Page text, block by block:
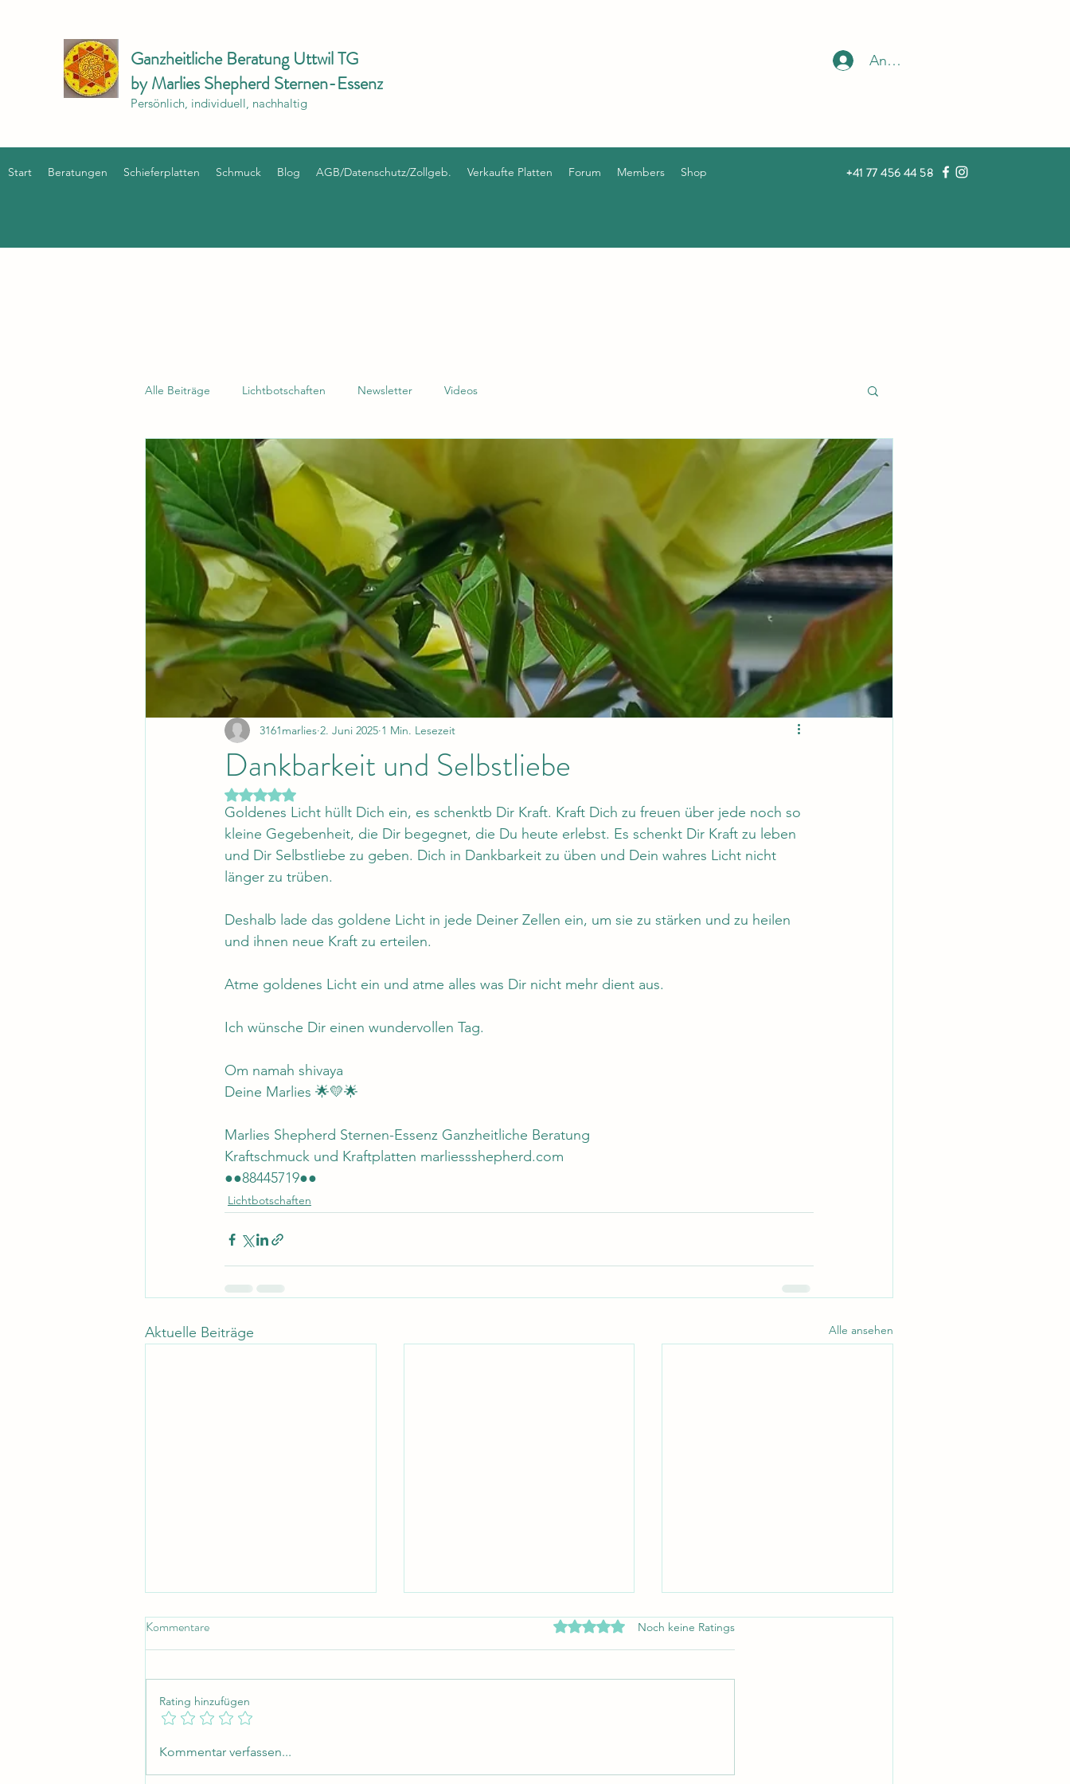
Ganzheitliche Beratung Uttwil TG
by Marlies Shepherd Sternen-Essenz
Persönlich, individuell, nachhaltig
Anmelden
Start Beratungen Schieferplatten Schmuck Blog AGB/Datenschutz/Zollgeb. Verkaufte Platten Forum Members Shop +41 77 456 44 58
Alle Beiträge Lichtbotschaften Newsletter Videos
Dankbarkeit und Selbstliebe
3161marlies 2. Juni 2025 1 Min. Lesezeit
Mit NaN von 5 Sternen bewertet.
Goldenes Licht hüllt Dich ein, es schenktb Dir Kraft. Kraft Dich zu freuen über jede noch so
kleine Gegebenheit, die Dir begegnet, die Du heute erlebst. Es schenkt Dir Kraft zu leben
und Dir Selbstliebe zu geben. Dich in Dankbarkeit zu üben und Dein wahres Licht nicht
länger zu trüben.
Deshalb lade das goldene Licht in jede Deiner Zellen ein, um sie zu stärken und zu heilen
und ihnen neue Kraft zu erteilen.
Atme goldenes Licht ein und atme alles was Dir nicht mehr dient aus.
Ich wünsche Dir einen wundervollen Tag.
Om namah shivaya
Deine Marlies 🌟💛🌟
Marlies Shepherd Sternen-Essenz Ganzheitliche Beratung
Kraftschmuck und Kraftplatten marliessshepherd.com
●●88445719●●
Lichtbotschaften
Aktuelle Beiträge Alle ansehen
Unternehmen werden!
Never give up
Kommentare Mit 0 von 5 Sternen bewertet.
Noch keine Ratings
Rating hinzufügen
Kommentar verfassen...